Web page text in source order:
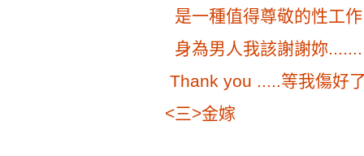
是一種值得尊敬的性工
身為男人我該謝謝妳.......
Thank you .....等我傷好
<三>金嫁